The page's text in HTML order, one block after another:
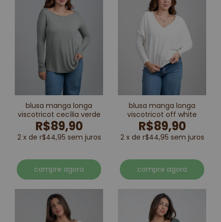
blusa manga longa
viscotricot cecília verde
R$89,90
2 x de r$44,95 sem juros
compre agora
blusa manga longa
viscotricot off white
R$89,90
2 x de r$44,95 sem juros
compre agora